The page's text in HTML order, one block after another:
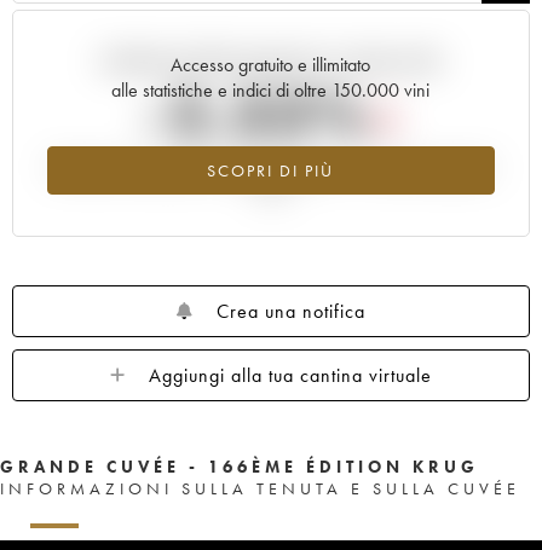
Accesso gratuito e illimitato
alle statistiche e indici di oltre 150.000 vini
SCOPRI DI PIÙ
Andamento della quotazione in tempo reale
-2.33%
Tendenza al ribasso per il valore dell'annata ---- nel 2026 rispetto al
Crea una notifica
Aggiungi alla tua cantina virtuale
GRANDE CUVÉE - 166ÈME ÉDITION KRUG
INFORMAZIONI SULLA TENUTA E SULLA CUVÉE